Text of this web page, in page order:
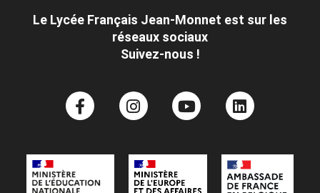
Le Lycée Français Jean-Monnet est sur les
réseaux sociaux
Suivez-nous !